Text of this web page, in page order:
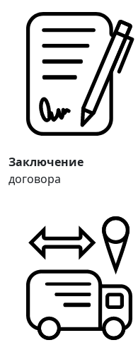
Заключение
договора